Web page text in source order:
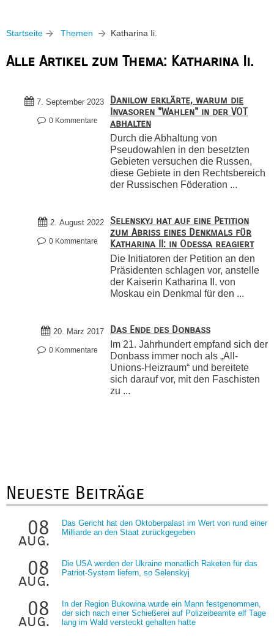
Startseite Themen Katharina Ii.
Alle Artikel zum Thema: Katharina Ii.
7. September 2023
0 Kommentare
Danilow erklärte, warum die
Invasoren "Wahlen" in der VOT
abhalten
Durch die Abhaltung von
Pseudowahlen in den besetzten
Gebieten versuchen die Russen,
diese Gebiete in den Rechtsbereich
der Russischen Föderation ...
2. August 2022
0 Kommentare
Selenskyj hat auf eine Petition
zum Abriss eines Denkmals für
Katharina II: in Odessa reagiert
Die Initiatoren der Petition an den
Präsidenten schlagen vor, anstelle
der Kaiserin Katharina II. von
Moskau ein Denkmal für den ...
20. März 2017
0 Kommentare
Das Ende des Donbass
Im 21. Jahrhundert empfand sich der
Donbass immer noch als „All-
Unions-Heizraum“ und bereitete
sich darauf vor, mit den Faschisten
zu ...
Neueste Beiträge
08
aug.
Das Gericht hat den Oktoberpalast im Wert von rund einer
Milliarde an den Staat zurückgegeben
08
aug.
Die USA werden der Ukraine monatlich Raketen für das
Patriot-System liefern, so Selenskyj
08
aug.
In der Region Bukowina wurde ein Mann festgenommen,
der sich nach einer Schießerei auf Polizeibeamte elf Tage
lang im Wald versteckt gehalten hatte